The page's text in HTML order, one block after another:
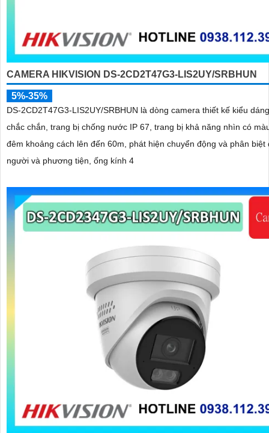
CAMERA HIKVISION DS-2CD2T47G3-LIS2UY/SRBHUN
5%-35%
DS-2CD2T47G3-LIS2UY/SRBHUN là dòng camera thiết kế kiểu
chắc chắn, trang bị chống nước IP 67, trang bị khả năng nhìn có màu vào ban
đêm khoảng cách lên đến 60m, phát hiện chuyển động và phân biệt
người và phương tiện, ống kính 4